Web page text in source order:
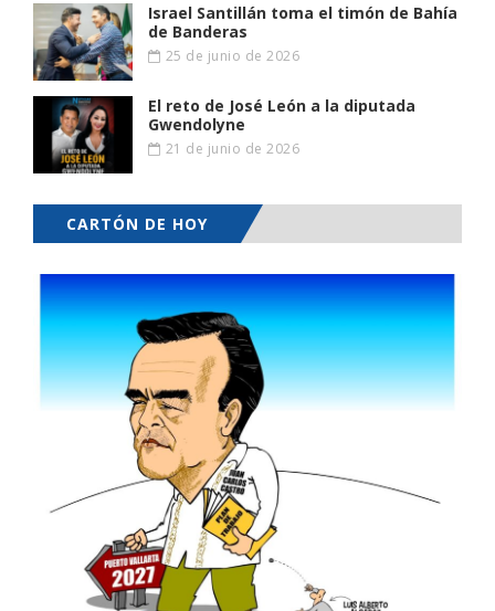
Israel Santillán toma el timón de Bahía
de Banderas
25 de junio de 2026
El reto de José León a la diputada
Gwendolyne
21 de junio de 2026
CARTÓN DE HOY